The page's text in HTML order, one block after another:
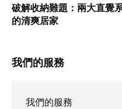
破解收納難題：兩大直覺
的清爽居家
我們的服務
我們的服務